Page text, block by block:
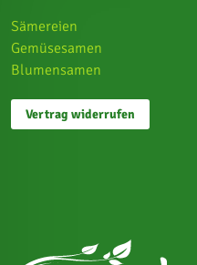
Sämereien
Gemüsesamen
Blumensamen
Vertrag widerrufen